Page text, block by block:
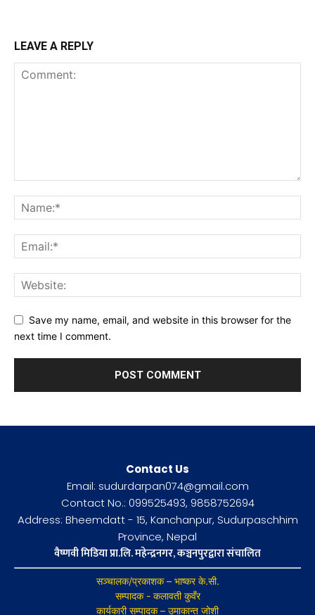
LEAVE A REPLY
Save my name, email, and website in this browser for the
next time I comment.
Contact Us
Email: sudurdarpan074@gmail.com
Contact No.: 099525493, 9858752694
Address: Bheemdatt - 15, Kanchanpur, Sudurpaschhim
Province, Nepal
वैष्णवी मिडिया प्रा.लि. महेन्द्रनगर, कञ्चनपुरद्वारा संचालित
सञ्चालक/प्रकाशक – भाष्कर के.सी.
सम्पादक - कलावती कुवँर
कार्यकारी सम्पादक – उमाकान्त जोशी